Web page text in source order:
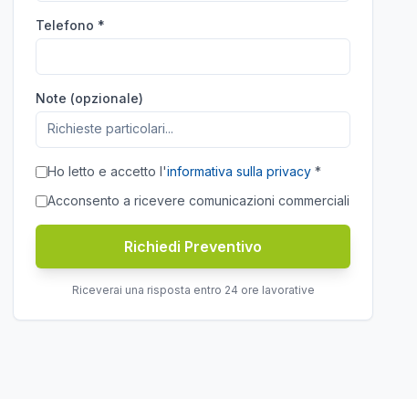
Telefono *
Note (opzionale)
Ho letto e accetto l'informativa sulla privacy *
Acconsento a ricevere comunicazioni commerciali
Richiedi Preventivo
Riceverai una risposta entro 24 ore lavorative